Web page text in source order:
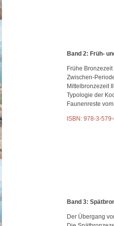
Band 2: Früh-
Frühe Bronzezeit
Zwischen-
Mittelbronzezeit
Typologie der
Faunenreste
ISBN: 978-3-
Band 3:
Der Übergang